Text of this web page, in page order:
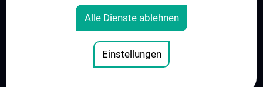
COOKIE-EINSTELLUNGEN
© 2026 Medizinische Universität Wien
Alle Dienste ablehnen
Einstellungen